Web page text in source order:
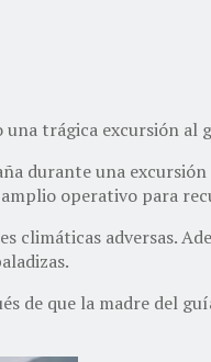
trágica excursión al
durante una
operativo para
climáticas adversas.
de que la madre del